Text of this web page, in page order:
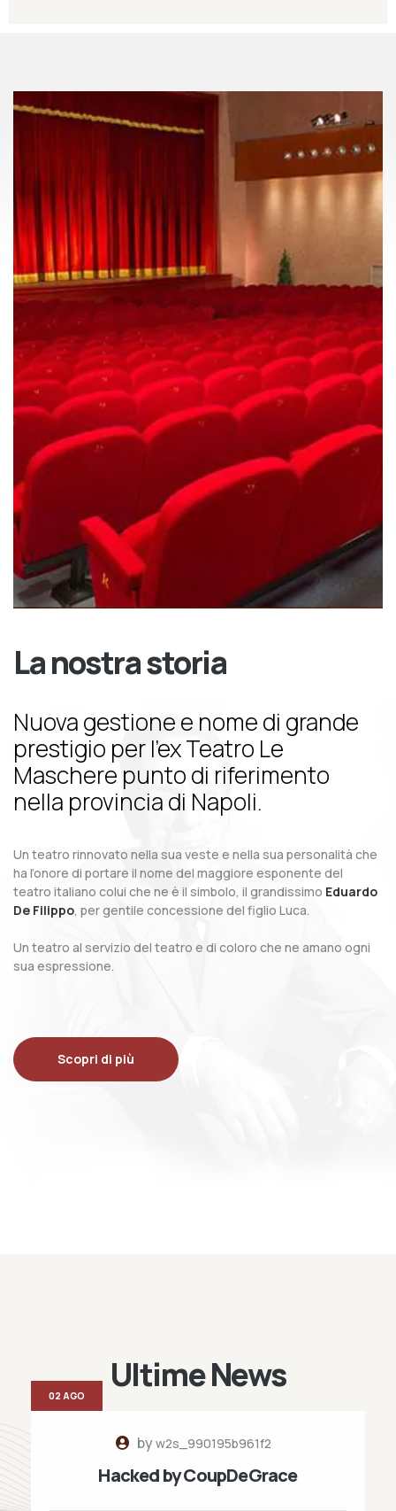
La nostra storia
Nuova gestione e nome di grande
prestigio per l’ex Teatro Le
Maschere punto di riferimento
nella provincia di Napoli.
Un teatro rinnovato nella sua veste e nella sua personalità che
ha l’onore di portare il nome del maggiore esponente del
teatro italiano colui che ne è il simbolo, il grandissimo Eduardo
De Filippo, per gentile concessione del figlio Luca.
Un teatro al servizio del teatro e di coloro che ne amano ogni
sua espressione.
Scopri di più
Ultime News
byw2s_990195b961f2
Hacked by CoupDeGrace
02 AGO